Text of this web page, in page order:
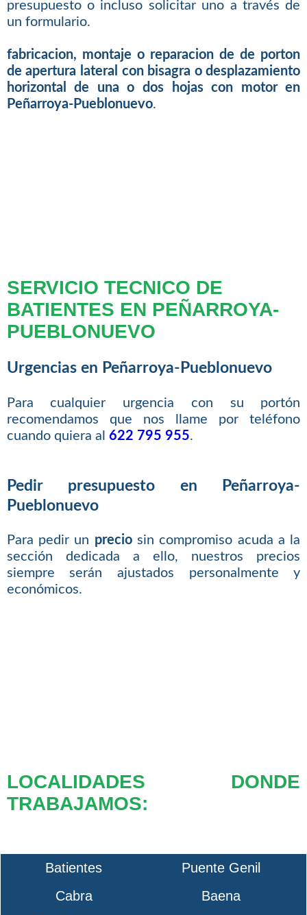
presupuesto o incluso solicitar uno a través de
un formulario.
fabricacion, montaje o reparacion de de porton
de apertura lateral con bisagra o desplazamiento
horizontal de una o dos hojas con motor en
Peñarroya-Pueblonuevo.
SERVICIO TECNICO DE
BATIENTES EN PEÑARROYA-
PUEBLONUEVO
Urgencias en Peñarroya-Pueblonuevo
Para cualquier urgencia con su portón
recomendamos que nos llame por teléfono
cuando quiera al 622 795 955.
Pedir presupuesto en Peñarroya-
Pueblonuevo
Para pedir un preciosin compromiso acuda a la
sección dedicada a ello, nuestros precios
siempre serán ajustados personalmente y
económicos.
LOCALIDADES DONDE
TRABAJAMOS:
Batientes
Puente Genil
Cabra
Baena